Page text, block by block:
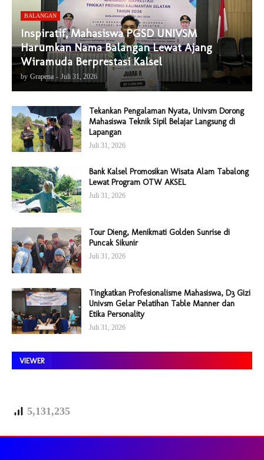
BALANGAN
Inspiratif, Mahasiswa PGSD UNIVSM
Harumkan Nama Balangan Lewat Ajang
Wiramuda Berprestasi Kalsel
by Grapena - Juli 31, 2026
Tekankan Pengalaman Nyata, Univsm Dorong
Mahasiswa Teknik Sipil Belajar Langsung di
Lapangan
Juli 31, 2026
Bank Kalsel Promosikan Wisata Alam Tabalong
Lewat Program OTW AKSEL
Juli 31, 2026
Tour Dieng, Menikmati Golden Sunrise di
Puncak Sikunir
Juli 31, 2026
Tingkatkan Profesionalisme Mahasiswa, D3 Gizi
Univsm Gelar Pelatihan Table Manner dan
Etika Personality
Juli 31, 2026
VIEWER
5,131,235